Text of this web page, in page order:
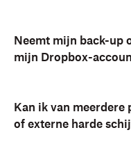
Neemt mijn back-up
mijn Dropbox-
Kan ik van
of externe harde